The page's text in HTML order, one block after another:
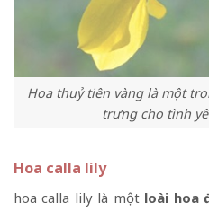
Hoa thuỷ tiên vàng là một
trưng cho tình
Hoa calla lily
hoa calla lily là một loài hoa